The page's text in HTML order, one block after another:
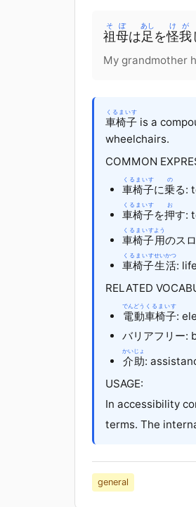
祖母
そぼ
は足
あし
を怪我
けが
My grandmother
車椅子
くるまいす
is a
wheelchairs.
COMMON
車椅子
くるまいす
に乗
の
る:
車椅子
くるまいす
を押
お
す:
車椅子
くるまいす
用
よう
のス
車椅子
くるまいす
生活
せいかつ
:
RELATED
電動
でんどう
車椅子
くるまいす
:
バリアフリー
介助
かいじょ
:
USAGE:
In accessibility
terms. The
general